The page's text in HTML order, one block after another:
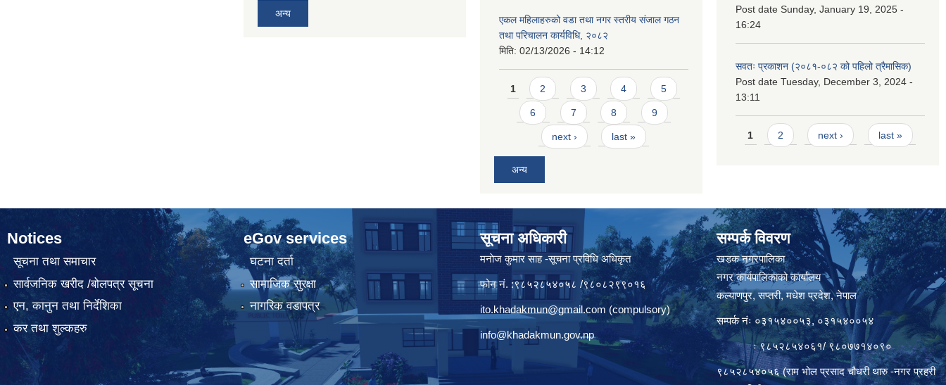
अन्य
एकल महिलाहरुको वडा तथा नगर स्तरीय संजाल गठन
तथा परिचालन कार्यविधि, २०८२
मिति: 02/13/2026 - 14:12
Pages
1 2 3 4 5
6 7 8 9
next › last »
अन्य
Post date Sunday, January 19, 2025 -
16:24
सवतः प्रकाशन (२०८१-०८२ को पहिलो त्रैमासिक)
Post date Tuesday, December 3, 2024 -
13:11
Pages
1 2 next › last »
Notices
सूचना तथा समाचार
सार्वजनिक खरीद /बोलपत्र सूचना
एन, कानुन तथा निर्देशिका
कर तथा शुल्कहरु
eGov services
घटना दर्ता
सामाजिक सुरक्षा
नागरिक वडापत्र
सूचना अधिकारी
मनाेज कुमार साह -सूचना प्रविधि अधिकृत
फोन नं. :९८५२८५४०५८ /९८०८२९९०१६
ito.khadakmun@gmail.com (compulsory)
info@khadakmun.gov.np
सम्पर्क विवरण
खडक नगरपालिका
नगर कार्यपालिकाको कार्यालय
कल्याणपुर, सप्तरी, मधेश प्रदेश, नेपाल
सम्पर्क नंः ०३१५४००५३, ०३१५४००५४
ः ९८५२८५४०६१/ ९८०७७१४०९०
९८५२८५४०५६ (राम भोल प्रसाद चौधरी थारु -नगर प्रहरी